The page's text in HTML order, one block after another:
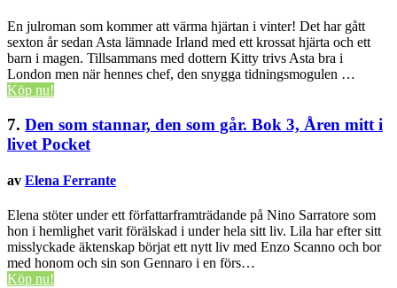
En julroman som kommer att värma hjärtan i vinter! Det har gått
sexton år sedan Asta lämnade Irland med ett krossat hjärta och ett
barn i magen. Tillsammans med dottern Kitty trivs Asta bra i
London men när hennes chef, den snygga tidningsmogulen …
Köp nu!
7. Den som stannar, den som går. Bok 3, Åren mitt i
livet Pocket
av Elena Ferrante
Elena stöter under ett författarframträdande på Nino Sarratore som
hon i hemlighet varit förälskad i under hela sitt liv. Lila har efter sitt
misslyckade äktenskap börjat ett nytt liv med Enzo Scanno och bor
med honom och sin son Gennaro i en förs…
Köp nu!